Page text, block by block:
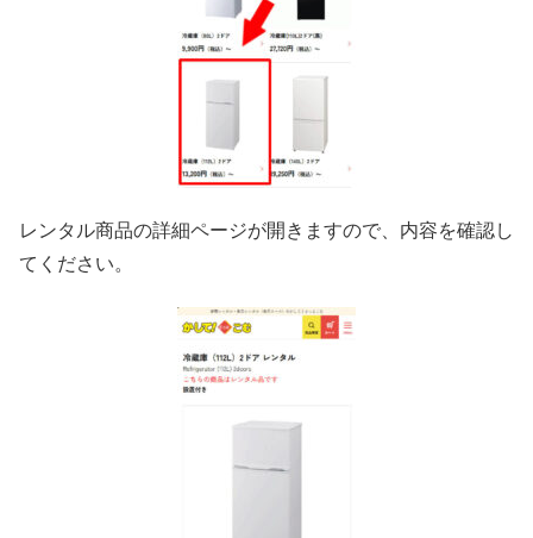
レンタル商品の詳細ページが開きますので、内容を確認し
てください。